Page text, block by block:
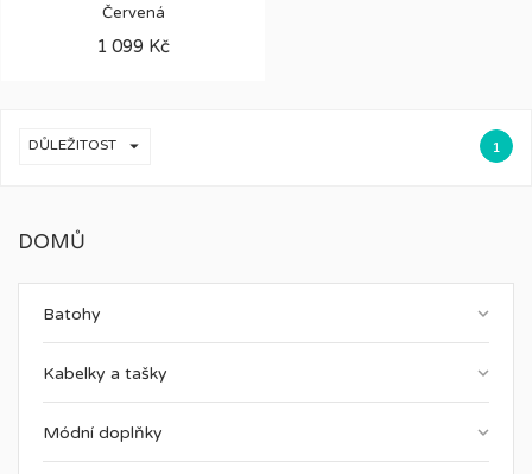
DOMŮ
Batohy keyboard_arrow_down
Kabelky a tašky keyboard_arrow_down
Módní doplňky keyboard_arrow_down
Červená
1 099 Kč
DŮLEŽITOST  1